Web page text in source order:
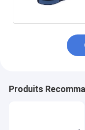
Produits